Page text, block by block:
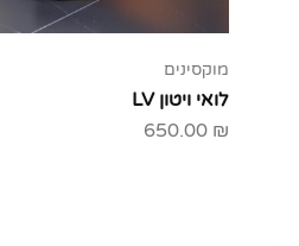
מוקסינים
לואי ויטון LV
650.00 ₪